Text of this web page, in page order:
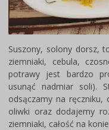
Suszony, solony dorsz,
ziemniaki, cebula,
potrawy jest bardzo
usunąć nadmiar soli).
odsączamy na ręczniku,
oliwki oraz dodajemy
ziemniaki, całość na